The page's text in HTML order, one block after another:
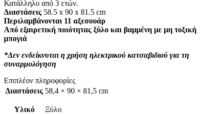
Κατάλληλο από 3 ετών.
Διαστάσεις 58.5 x 90 x 81.5 cm
Περιλαμβάνονται 11 αξεσουάρ
Από εξαιρετική ποιότητας ξύλο και βαμμένη με μη τοξική
μπογιά
*Δεν ενδείκνυται η χρήση ηλεκτρικού κατσαβιδιού για τη
συναρμολόγηση
Επιπλέον πληροφορίες
Διαστάσεις 58,4 × 90 × 81,5 cm
Υλικό Ξύλο